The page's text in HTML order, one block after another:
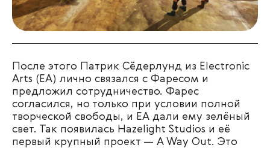
После этого Патрик Сёдерлунд из Electronic
Arts (EA) лично связался с Фаресом и
предложил сотрудничество. Фарес
согласился, но только при условии полной
творческой свободы, и EA дали ему зелёный
свет. Так появилась Hazelight Studios и её
первый крупный проект — A Way Out. Это